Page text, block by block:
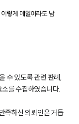
수 있도록 관련 판례,
를 수집하였습니다.
족하신 의뢰인은 거듭